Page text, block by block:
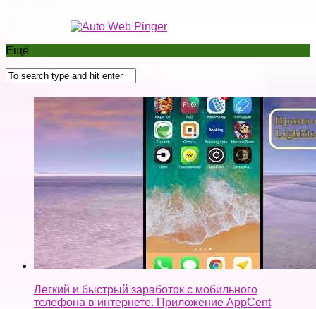
Ещё
Легкий и быстрый заработок с мобильного
телефона в интернете. Приложение AppCent